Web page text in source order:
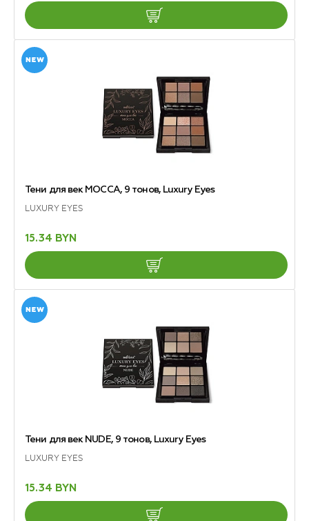
Тени для век MOCCA, 9 тонов, Luxury Eyes
LUXURY EYES
15.34 BYN
Тени для век NUDE, 9 тонов, Luxury Eyes
LUXURY EYES
15.34 BYN